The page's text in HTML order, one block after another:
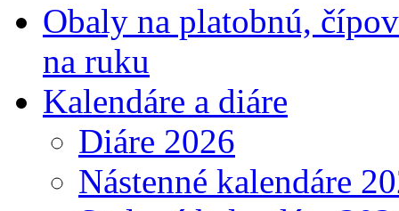
Obaly na platobnú,
na ruku
Kalendáre a diáre
Diáre 2026
Nástenné kalendáre